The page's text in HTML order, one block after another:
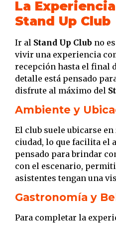
La
Stand Up Club
Ir al Stand Up Club no
vivir una experiencia
recepción hasta el final
detalle está pensado
disfrute al máximo del
Ambiente y
El club suele ubicarse
ciudad, lo que facilita el
pensado para brindar
con el escenario,
asistentes tengan una
Gastronomía y
Para completar la